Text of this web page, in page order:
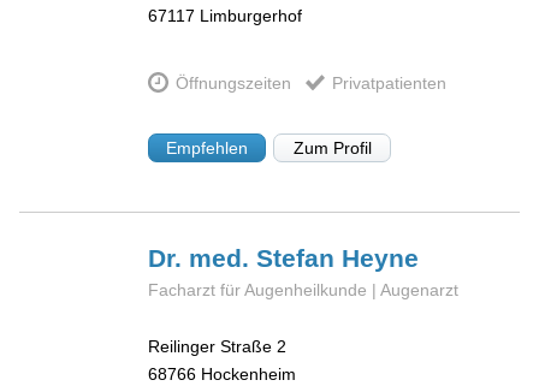
67117 Limburgerhof
Öffnungszeiten Privatpatienten
Empfehlen Zum Profil
Dr. med. Stefan Heyne
Facharzt für Augenheilkunde | Augenarzt
Reilinger Straße 2
68766 Hockenheim